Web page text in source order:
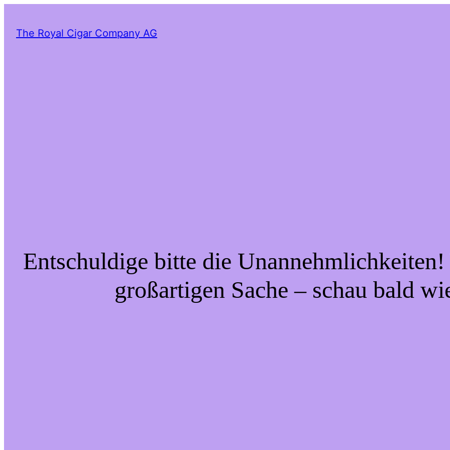
The Royal Cigar Company AG
Entschuldige bitte die
großartigen Sache – schau bald